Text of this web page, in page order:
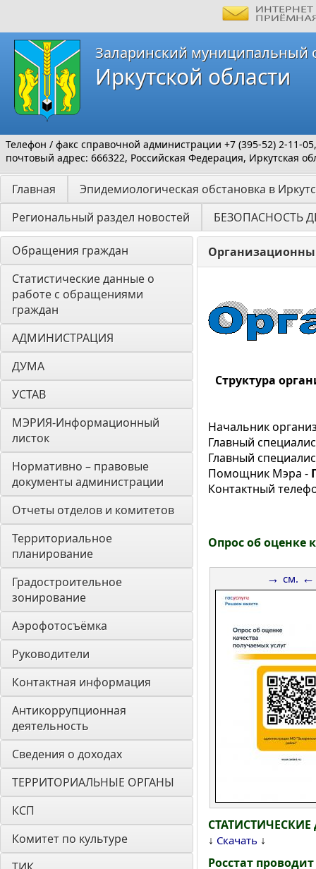
Заларинский муниципальный
Иркутской области
Телефон / факс справочной администрации +7 (395-52) 2-11-05,
почтовый адрес: 666322, Российская Федерация, Иркутская
Главная
Эпидемиологическая обстановка в
Региональный раздел новостей
БЕЗОПАСНОСТЬ
Обращения граждан
Статистические данные о
работе с обращениями
граждан
АДМИНИСТРАЦИЯ
ДУМА
УСТАВ
МЭРИЯ-Информационный
листок
Нормативно – правовые
документы администрации
Отчеты отделов и комитетов
Территориальное
планирование
Градостроительное
зонирование
Аэрофотосъёмка
Руководители
Контактная информация
Антикоррупционная
деятельность
Сведения о доходах
ТЕРРИТОРИАЛЬНЫЕ ОРГАНЫ
КСП
Комитет по культуре
Структура
Начальник
Главный
Главный
Помощник Мэра -
Контактный
Опрос об оценке
→ см. ←
СТАТИСТИЧЕСКИЕ
↓ Скачать ↓
Росстат